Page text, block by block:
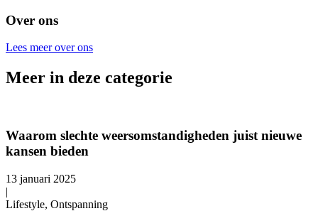
Over ons
Lees meer over ons
Meer in deze categorie
Waarom slechte weersomstandigheden juist nieuwe
kansen bieden
13 januari 2025
|
Lifestyle, Ontspanning